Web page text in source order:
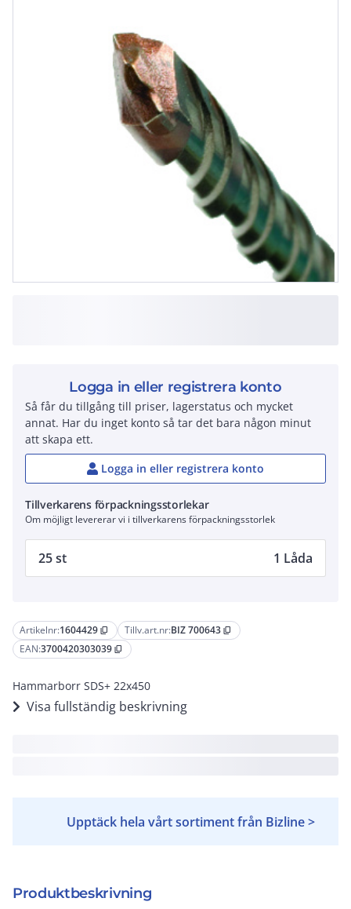
Artikelnr:1604429 content_copy Tillv.art.nr:BIZ 700643 content_copy
EAN:3700420303039 content_copy
Hammarborr SDS+ 22x450
Visa fullständig beskrivning
Upptäck hela vårt sortiment från Bizline >
Produktbeskrivning
Logga in eller registrera konto
Så får du tillgång till priser, lagerstatus och mycket
annat. Har du inget konto så tar det bara någon minut
att skapa ett.
Logga in eller registrera konto
Tillverkarens förpackningsstorlekar
Om möjligt levererar vi i tillverkarens förpackningsstorlek
25 st 1 Låda